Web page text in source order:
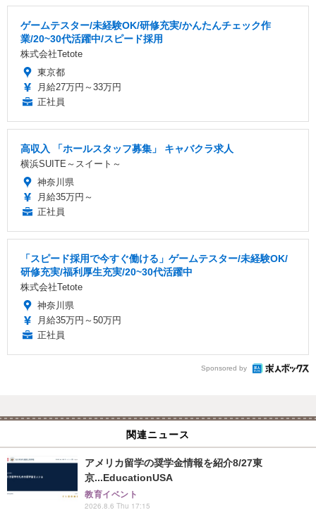
ゲームテスター/未経験OK/研修充実/かんたんチェック作
業/20~30代活躍中/スピード採用
株式会社Tetote
東京都
月給27万円～33万円
正社員
高収入 「ホールスタッフ募集」 キャバクラ求人
横浜SUITE～スイート～
神奈川県
月給35万円～
正社員
「スピード採用で今すぐ働ける」ゲームテスター/未経験OK/
研修充実/福利厚生充実/20~30代活躍中
株式会社Tetote
神奈川県
月給35万円～50万円
正社員
Sponsored by
関連ニュース
アメリカ留学の奨学金情報を紹介8/27東
京...EducationUSA
教育イベント
2026.8.6 Thu 17:15